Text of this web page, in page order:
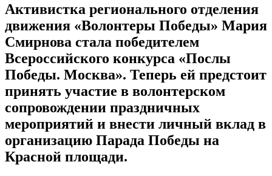
Активистка регионального отделения
движения «Волонтеры Победы» Мария
Смирнова стала победителем
Всероссийского конкурса «Послы
Победы. Москва». Теперь ей предстоит
принять участие в волонтерском
сопровождении праздничных
мероприятий и внести личный вклад в
организацию Парада Победы на
Красной площади.